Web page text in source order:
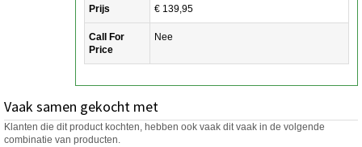
Prijs € 139,95
Call For
Price
Nee
Vaak samen gekocht met
Klanten die dit product kochten, hebben ook vaak dit vaak in de volgende
combinatie van producten.